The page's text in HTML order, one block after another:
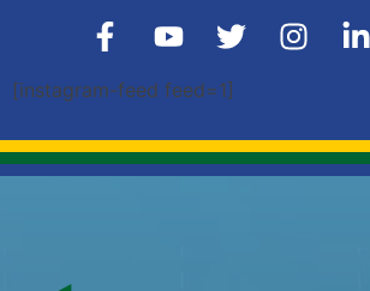
[instagram-feed feed=1]